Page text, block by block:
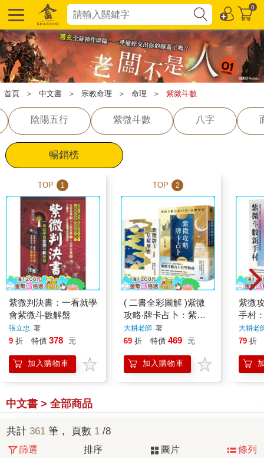
0
首頁 ＞ 中文書 ＞ 宗教命理 ＞ 命理 ＞ 紫微斗數
陰陽五行 紫微斗數 八字
暢銷榜
TOP 1
紫微判決書：一看就學
會紫微斗數解盤
張立忠 著
9 折 特價 378 元
加入購物車
TOP 2
( 二書全彩圖解 )紫微
攻略‧牌卡占卜：紫微
斗數占卦50問＋星曜
解密
大耕老師 著
69 折 特價 469 元
加入購物車
紫微
手村
成為
輯和
大耕老
79 折
中文書 > 全部商品
共計 361 筆， 頁數 1 /8
篩選 排序 圖片 條列